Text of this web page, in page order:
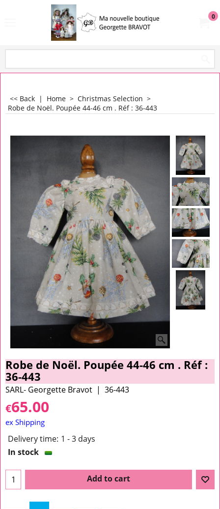
0
<< Back | Home > Christmas Selection >
Robe de Noël. Poupée 44-46 cm . Réf : 36-443
Robe de Noël. Poupée 44-46 cm . Réf :
36-443
SARL- Georgette Bravot 36-443
€65.00
ex Shipping
Delivery time: 1 - 3 days
In stock
Add to cart